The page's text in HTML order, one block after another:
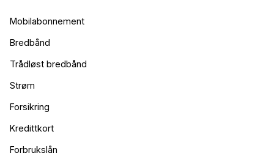
Mobilabonnement
Bredbånd
Trådløst bredbånd
Strøm
Forsikring
Kredittkort
Forbrukslån